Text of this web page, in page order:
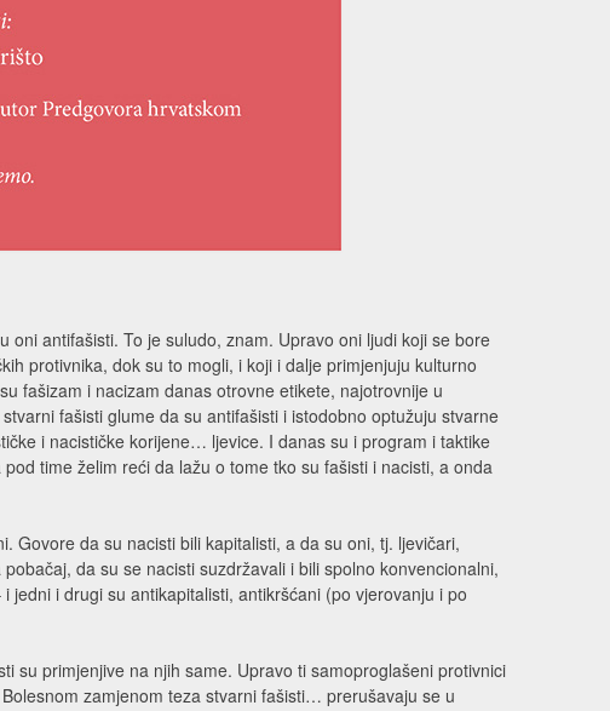
antifašisti. To je suludo, znam. Upravo oni ljudi koji se bore
protivnika, dok su to mogli, i koji i dalje primjenjuju kulturno
fašizam i nacizam danas otrovne etikete, najotrovnije u
fašisti glume da su antifašisti i istodobno optužuju stvarne
i nacističke korijene… ljevice. I danas su i program i taktike
time želim reći da lažu o tome tko su fašisti i nacisti, a onda
Govore da su nacisti bili kapitalisti, a da su oni, tj. ljevičari,
da su se nacisti suzdržavali i bili spolno konvencionalni,
i drugi su antikapitalisti, antikršćani (po vjerovanju i po
primjenjive na njih same. Upravo ti samoproglašeni protivnici
zamjenom teza stvarni fašisti… prerušavaju se u